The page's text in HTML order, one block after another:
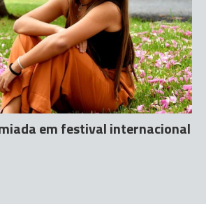
em festival internacional